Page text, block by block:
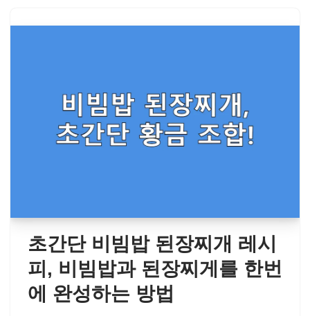
초간단 비빔밥 된장찌개 레시
피, 비빔밥과 된장찌게를 한번
에 완성하는 방법